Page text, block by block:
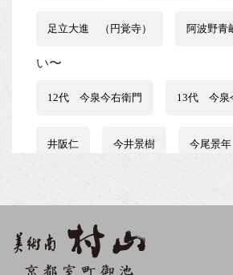
足立大進 （円覚寺） 阿波野青
い〜
12代 今泉今右衛門 13代 今泉
井阪仁 今井景樹 今尾景年
石田波郷 石黒宗麿